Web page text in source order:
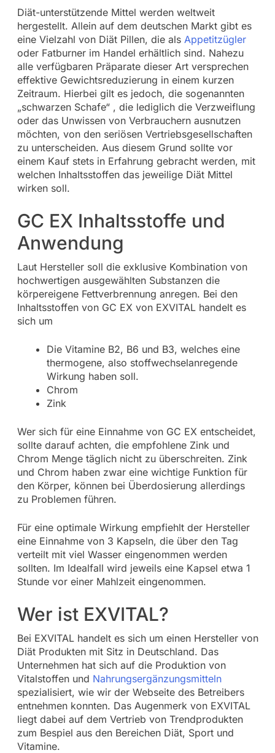
Diät-unterstützende Mittel werden weltweit
hergestellt. Allein auf dem deutschen Markt gibt es
eine Vielzahl von Diät Pillen, die als Appetitzügler
oder Fatburner im Handel erhältlich sind. Nahezu
alle verfügbaren Präparate dieser Art versprechen
effektive Gewichtsreduzierung in einem kurzen
Zeitraum. Hierbei gilt es jedoch, die sogenannten
„schwarzen Schafe“ , die lediglich die Verzweiflung
oder das Unwissen von Verbrauchern ausnutzen
möchten, von den seriösen Vertriebsgesellschaften
zu unterscheiden. Aus diesem Grund sollte vor
einem Kauf stets in Erfahrung gebracht werden, mit
welchen Inhaltsstoffen das jeweilige Diät Mittel
wirken soll.
GC EX Inhaltsstoffe und
Anwendung
Laut Hersteller soll die exklusive Kombination von
hochwertigen ausgewählten Substanzen die
körpereigene Fettverbrennung anregen. Bei den
Inhaltsstoffen von GC EX von EXVITAL handelt es
sich um
Die Vitamine B2, B6 und B3, welches eine
thermogene, also stoffwechselanregende
Wirkung haben soll.
Chrom
Zink
Wer sich für eine Einnahme von GC EX entscheidet,
sollte darauf achten, die empfohlene Zink und
Chrom Menge täglich nicht zu überschreiten. Zink
und Chrom haben zwar eine wichtige Funktion für
den Körper, können bei Überdosierung allerdings
zu Problemen führen.
Für eine optimale Wirkung empfiehlt der Hersteller
eine Einnahme von 3 Kapseln, die über den Tag
verteilt mit viel Wasser eingenommen werden
sollten. Im Idealfall wird jeweils eine Kapsel etwa 1
Stunde vor einer Mahlzeit eingenommen.
Wer ist EXVITAL?
Bei EXVITAL handelt es sich um einen Hersteller von
Diät Produkten mit Sitz in Deutschland. Das
Unternehmen hat sich auf die Produktion von
Vitalstoffen und Nahrungsergänzungsmitteln
spezialisiert, wie wir der Webseite des Betreibers
entnehmen konnten. Das Augenmerk von EXVITAL
liegt dabei auf dem Vertrieb von Trendprodukten
zum Bespiel aus den Bereichen Diät, Sport und
Vitamine.